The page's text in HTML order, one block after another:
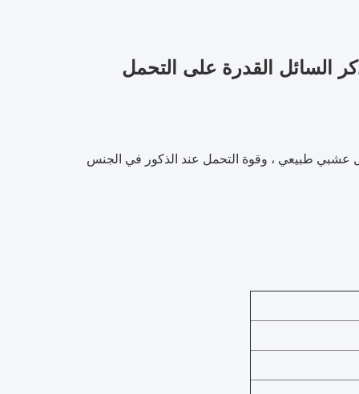
السائل القدرة على التحمل
عشبي طبيعي ، وقوة التحمل عند الذكور في الجنس